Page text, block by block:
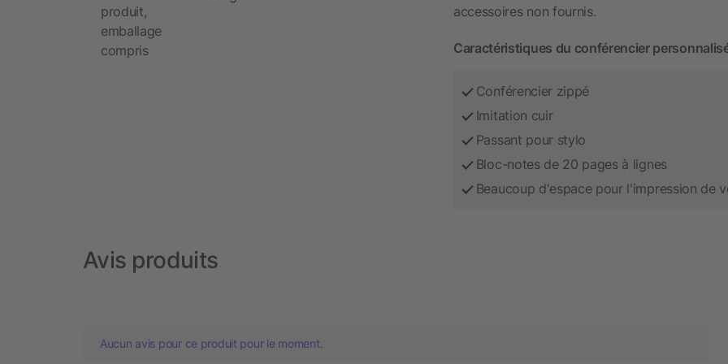
produit,
emballage
compris
accessoires non fournis.
Caractéristiques du conférencier
Conférencier zippé
Imitation cuir
Passant pour stylo
Bloc-notes de 20 pages à lignes
Beaucoup d'espace pour l'impression de
Avis produits
Aucun avis pour ce produit pour le moment.